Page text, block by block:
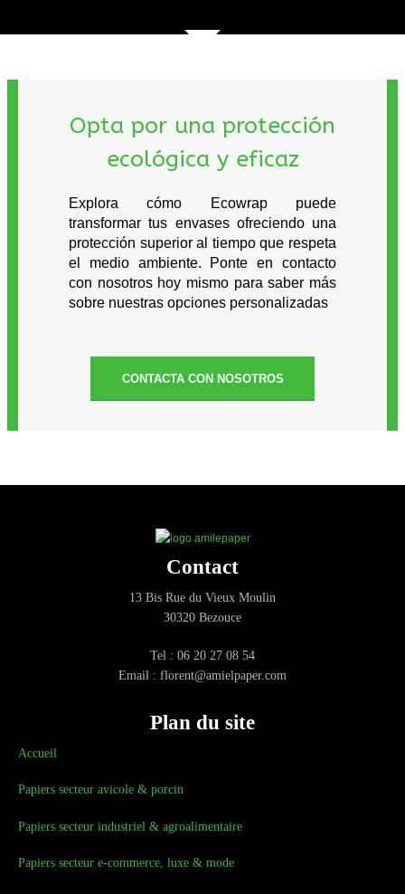
Opta por una protección
ecológica y eficaz
Explora cómo Ecowrap puede
transformar tus envases ofreciendo una
protección superior al tiempo que respeta
el medio ambiente. Ponte en contacto
con nosotros hoy mismo para saber más
sobre nuestras opciones personalizadas
CONTACTA CON NOSOTROS
Contact
13 Bis Rue du Vieux Moulin
30320 Bezouce
Tel : 06 20 27 08 54
Email : florent@amielpaper.com
Plan du site
Accueil
Papiers secteur avicole & porcin
Papiers secteur industriel & agroalimentaire
Papiers secteur e-commerce, luxe & mode